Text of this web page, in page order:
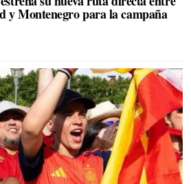
y Montenegro para la campaña